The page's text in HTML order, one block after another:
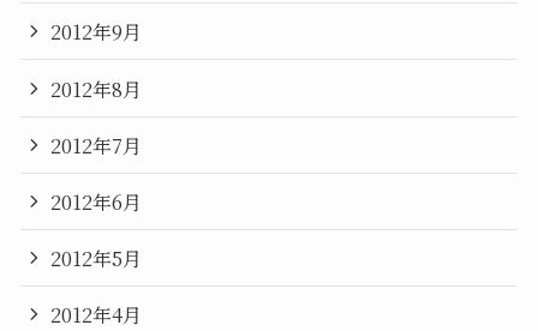
2012年9月
2012年8月
2012年7月
2012年6月
2012年5月
2012年4月